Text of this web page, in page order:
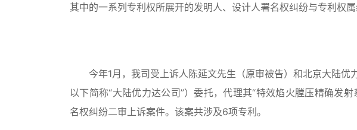
其中的一系列专利权所展开的发明人、设计人署名权纠纷与专利权属
今年1月，我司受上诉人陈延文先生（原审被告）和北京大陆优
以下简称“大陆优力达公司”）委托，代理其“特效焰火膛压精确发
名权纠纷二审上诉案件。该案共涉及6项专利。